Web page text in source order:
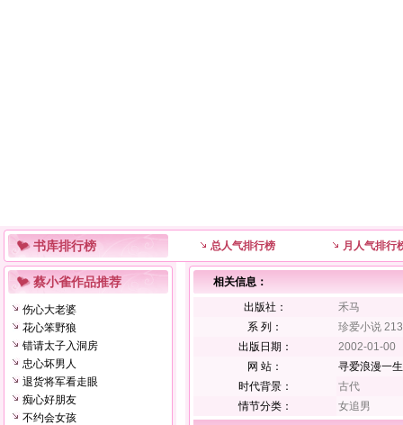
书库排行榜 总人气排行榜 月人气排行
蔡小雀作品推荐
伤心大老婆
花心笨野狼
错请太子入洞房
忠心坏男人
退货将军看走眼
痴心好朋友
不约会女孩
相关信息：
出版社：
禾马
系 列：
珍爱小说
出版日期：
2002-01-00
网 站：
寻爱浪漫一生
时代背景：
古代
情节分类：
女追男